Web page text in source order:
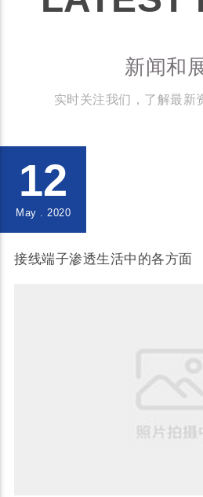
新闻和
实时关注我们，了解最新
12
May . 2020
接线端子渗透生活中的各方面